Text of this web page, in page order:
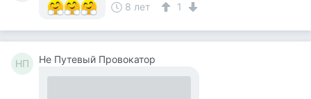
8 лет
1
НП Не Путевый Провокатор